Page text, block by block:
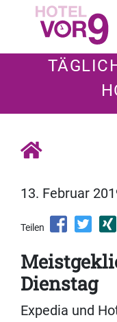
13. Februar
Teilen
Dienstag
Expedia und